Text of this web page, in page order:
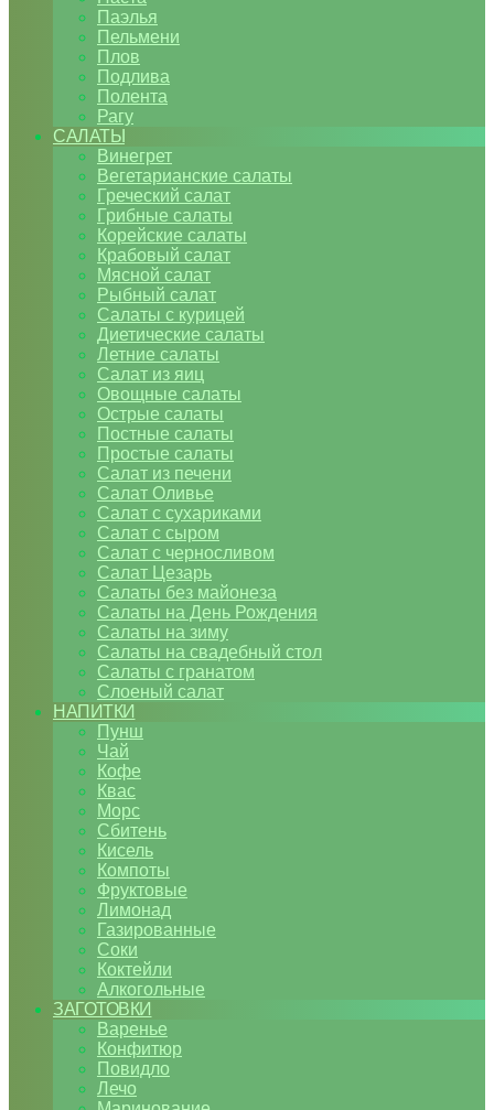
Паэлья
Пельмени
Плов
Подлива
Полента
Рагу
САЛАТЫ
Винегрет
Вегетарианские салаты
Греческий салат
Грибные салаты
Корейские салаты
Крабовый салат
Мясной салат
Рыбный салат
Салаты с курицей
Диетические салаты
Летние салаты
Салат из яиц
Овощные салаты
Острые салаты
Постные салаты
Простые салаты
Салат из печени
Салат Оливье
Салат с сухариками
Салат с сыром
Салат с черносливом
Салат Цезарь
Салаты без майонеза
Салаты на День Рождения
Салаты на зиму
Салаты на свадебный стол
Салаты с гранатом
Слоеный салат
НАПИТКИ
Пунш
Чай
Кофе
Квас
Морс
Сбитень
Кисель
Компоты
Фруктовые
Лимонад
Газированные
Соки
Коктейли
Алкогольные
ЗАГОТОВКИ
Варенье
Конфитюр
Повидло
Лечо